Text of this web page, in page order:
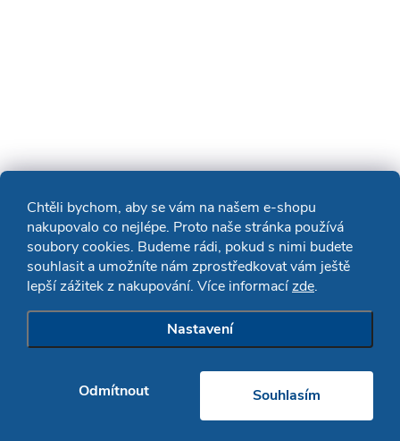
Chtěli bychom, aby se vám na našem e-shopu
nakupovalo co nejlépe. Proto naše stránka používá
soubory cookies. Budeme rádi, pokud s nimi budete
souhlasit a umožníte nám zprostředkovat vám ještě
lepší zážitek z nakupování. Více informacízde.
Nastavení
Odmítnout Souhlasím